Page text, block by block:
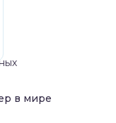
в мире